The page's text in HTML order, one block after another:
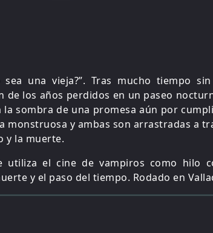
una vieja?”. Tras mucho tiempo
de los años perdidos en un paseo
sombra de una promesa aún por
y ambas son arrastradas a
y la muerte.
utiliza el cine de vampiros como hilo
y el paso del tiempo. Rodado en